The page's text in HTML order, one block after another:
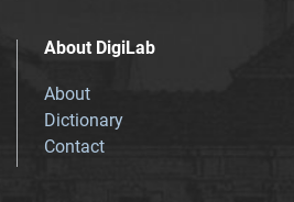
About DigiLab
About
Dictionary
Contact